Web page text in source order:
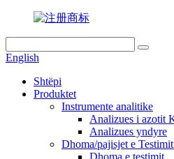
English
Shtëpi
Produktet
Instrumente analitike
Analizues i azotit
Analizues yndyre
Dhoma/pajisjet e
Dhoma e testimit